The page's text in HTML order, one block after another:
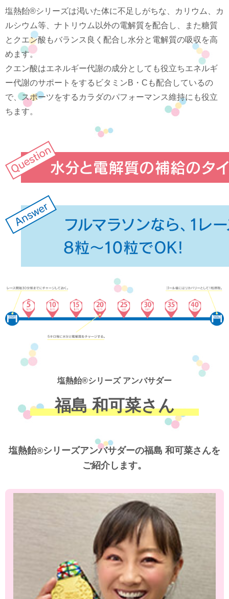
塩熱飴®シリーズは渇いた体に不足しがちな、カリウム、カ
ルシウム等、ナトリウム以外の電解質を配合し、また糖質
とクエン酸もバランス良く配合し水分と電解質の吸収を高
めます。
クエン酸はエネルギー代謝の成分としても役立ちエネルギ
ー代謝のサポートをするビタミンB・Cも配合しているの
で、スポーツをするカラダのパフォーマンス維持にも役立
ちます。
塩熱飴®シリーズ アンバサダー
福島 和可菜さん
塩熱飴®シリーズアンバサダーの福島 和可菜さんを
ご紹介します。